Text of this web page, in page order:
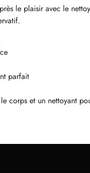
le plaisir avec le
parfait
corps et un nettoyant